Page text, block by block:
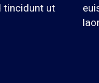
tincidunt ut